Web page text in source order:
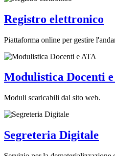
Registro elettronico
Piattaforma online per gestire
Modulistica Docenti
Moduli scaricabili dal sito web.
Segreteria Digitale